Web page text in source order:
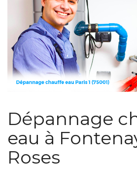
Dépannage
eau à
Roses